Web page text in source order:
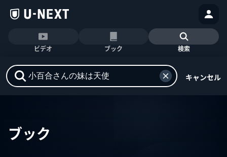
ビデオ ブック 検索
キャンセル
ブック